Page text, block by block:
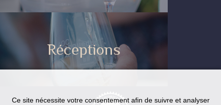
Réceptions
Ce site nécessite votre consentement afin de suivre et analyser